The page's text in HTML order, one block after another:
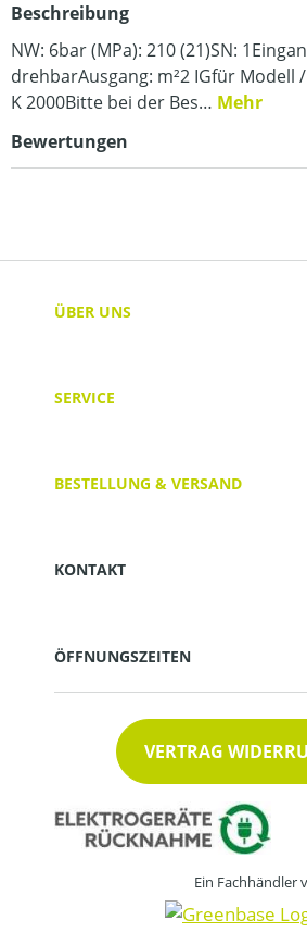
Beschreibung
NW: 6bar (MPa): 210 (21)SN:
drehbarAusgang: m²2 IGfür Modell /
K 2000Bitte bei der Bes… Mehr
Bewertungen
ÜBER UNS
SERVICE
BESTELLUNG & VERSAND
KONTAKT
ÖFFNUNGSZEITEN
VERTRAG
Ein Fachhändler